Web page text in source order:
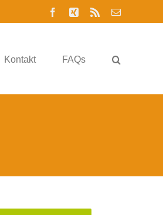
Facebook
Xing Rss
E-
Mail
Kontakt FAQs